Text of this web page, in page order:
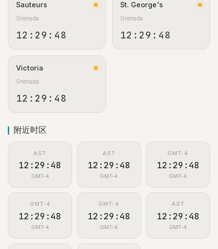
Sauteurs
Grenada
12:29:49
St. George's
Grenada
12:29:49
Victoria
Grenada
12:29:49
附近时区
AST
12:29:49
GMT-4
AST
12:29:49
GMT-4
GMT-4
12:29:49
GMT-4
GMT-4
12:29:49
GMT-4
GMT-4
12:29:49
GMT-4
AST
12:29:49
GMT-4